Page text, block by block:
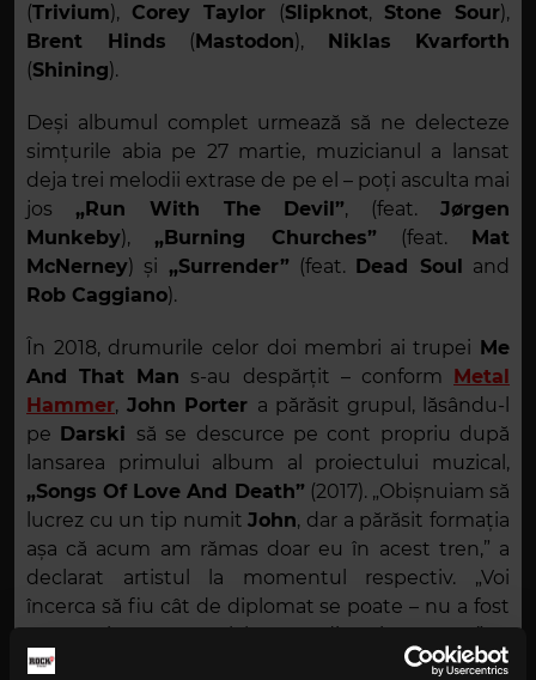
(Trivium), Corey Taylor (Slipknot, Stone Sour),
Brent Hinds ( Mastodon),
Niklas Kvarforth
(Shining).
Deși albumul complet urmează să ne delecteze
simțurile abia pe 27 martie, muzicianul a lansat
deja trei melodii extrase de pe el – poți asculta mai
jos „Run With The Devil”, (feat.Jørgen
Munkeby),„Burning Churches”(feat.
Mat
McNerney) și „Surrender”(feat. Dead Soul
and
Rob Caggiano).
În 2018, drumurile celor doi membri ai trupei
Me
And That Man s-au despărțit – conform
Metal
Hammer, John Porter a părăsit grupul, lăsându-l
pe
Darski să se descurce pe cont propriu după
lansarea primului album al proiectului muzical,
„Songs Of Love And Death”(2017). „Obișnuiam să
lucrez cu un tip numitJohn, dar a părăsit formația
așa că acum am rămas doar eu în acest tren,” a
declarat artistul la momentul respectiv. „Voi
încerca să fiu cât de diplomat se poate – nu a fost
continuat el.